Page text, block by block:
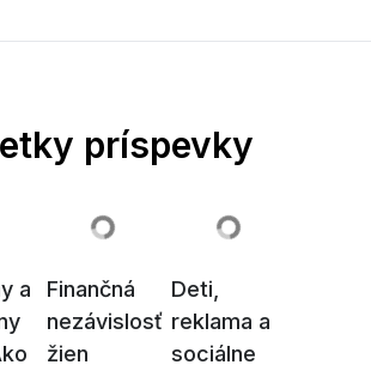
príspevky
a
Finančná
nezávislosť
žien
Deti,
reklama a
sociálne